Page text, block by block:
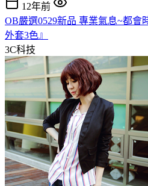
12年前
OB嚴選0529新品 專業氣息~都會
外套3色』
3C科技